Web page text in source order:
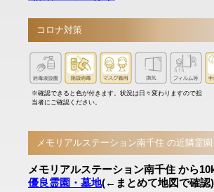
コロナ対策
※確認できると色が付きます。状況は日々変わりますので担
当者にご確認ください。
メモリアルステーション南千住 の近隣霊園
メモリアルステーション南千住 から
優良霊園・墓地(←まとめて地図で確認)